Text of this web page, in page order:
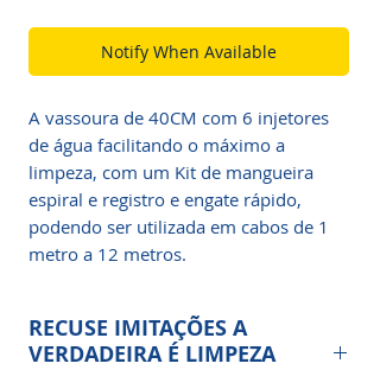
Notify When Available
A vassoura de 40CM com 6 injetores
de água facilitando o máximo a
limpeza, com um Kit de mangueira
espiral e registro e engate rápido,
podendo ser utilizada em cabos de 1
metro a 12 metros.
RECUSE IMITAÇÕES A
VERDADEIRA É LIMPEZA